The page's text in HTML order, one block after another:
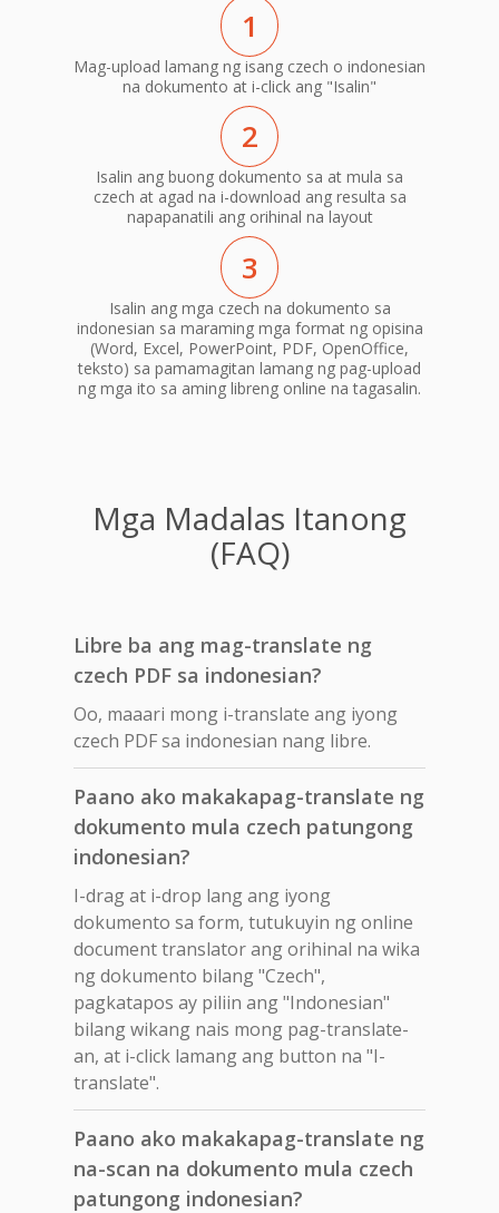
1
Mag-upload lamang ng isang czech o indonesian
na dokumento at i-click ang "Isalin"
2
Isalin ang buong dokumento sa at mula sa
czech at agad na i-download ang resulta sa
napapanatili ang orihinal na layout
3
Isalin ang mga czech na dokumento sa
indonesian sa maraming mga format ng opisina
(Word, Excel, PowerPoint, PDF, OpenOffice,
teksto) sa pamamagitan lamang ng pag-upload
ng mga ito sa aming libreng online na tagasalin.
Mga Madalas Itanong
(FAQ)
Libre ba ang mag-translate ng
czech PDF sa indonesian?
Oo, maaari mong i-translate ang iyong
czech PDF sa indonesian nang libre.
Paano ako makakapag-translate ng
dokumento mula czech patungong
indonesian?
I-drag at i-drop lang ang iyong
dokumento sa form, tutukuyin ng online
document translator ang orihinal na wika
ng dokumento bilang "Czech",
pagkatapos ay piliin ang "Indonesian"
bilang wikang nais mong pag-translate-
an, at i-click lamang ang button na "I-
translate".
Paano ako makakapag-translate ng
na-scan na dokumento mula czech
patungong indonesian?